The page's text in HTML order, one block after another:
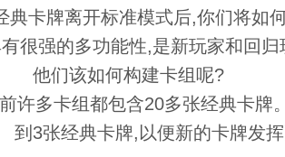
典卡牌离开标准模式后,你们将如
很强的多功能性,是新玩家和回
他们该如何构建卡组呢?
许多卡组都包含20多张经典卡牌
到3张经典卡牌,以便新的卡牌发